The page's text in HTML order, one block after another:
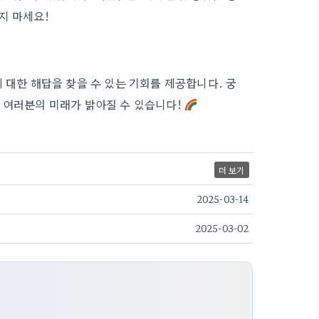
마세요!
한 해답을 찾을 수 있는 기회를 제공합니다. 궁
러분의 미래가 밝아질 수 있습니다!
더 보기
2025-03-14
2025-03-02